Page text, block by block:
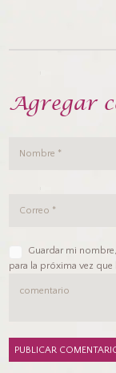
Agregar
Guardar mi
para la próxima vez que